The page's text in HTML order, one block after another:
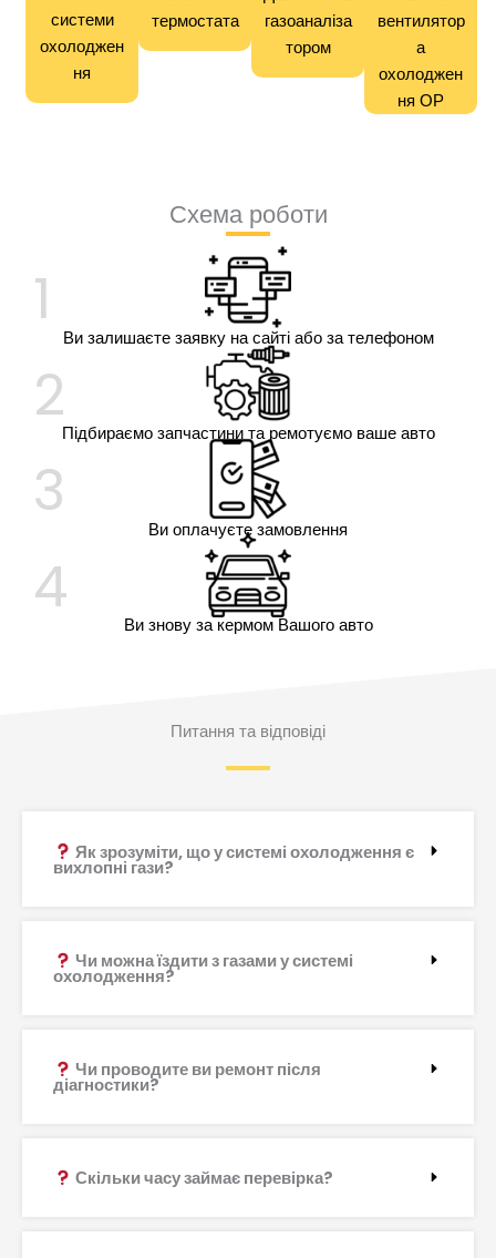
системи
охолоджен
ня
термостата
газоаналіза
тором
вентилятор
а
охолоджен
ня ОР
Схема роботи
1 Ви залишаєте заявку на сайті або за телефоном
2Підбираємо запчастини та ремотуємо ваше авто
3 Ви оплачуєте замовлення
4 Ви знову за кермом Вашого авто
Питання та відповіді
Як зрозуміти, що у системі охолодження є
вихлопні гази?
Чи можна їздити з газами у системі
охолодження?
Чи проводите ви ремонт після
діагностики?
Скільки часу займає перевірка?